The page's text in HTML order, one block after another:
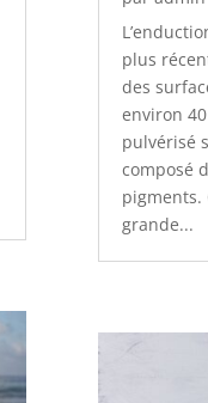
plus
des
environ
pulvérisé
composé
pigments.
grande...